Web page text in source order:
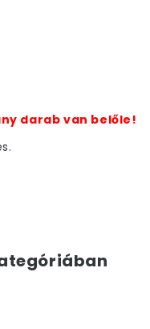
darab van belőle!